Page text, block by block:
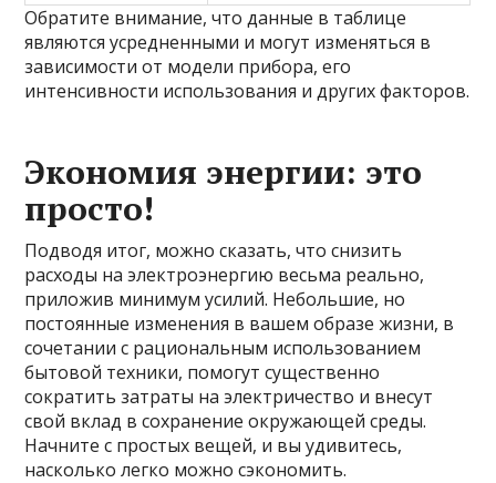
Обратите внимание, что данные в таблице
являются усредненными и могут изменяться в
зависимости от модели прибора, его
интенсивности использования и других факторов.
Экономия энергии: это
просто!
Подводя итог, можно сказать, что снизить
расходы на электроэнергию весьма реально,
приложив минимум усилий. Небольшие, но
постоянные изменения в вашем образе жизни, в
сочетании с рациональным использованием
бытовой техники, помогут существенно
сократить затраты на электричество и внесут
свой вклад в сохранение окружающей среды.
Начните с простых вещей, и вы удивитесь,
насколько легко можно сэкономить.